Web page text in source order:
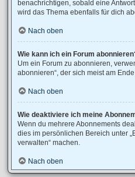
benachrichtigen, sobald eine
wird das Thema ebenfalls für dich
Nach oben
Wie kann ich ein Forum
Um ein Forum zu abonnieren,
abonnieren“, der sich meist am
Nach oben
Wie deaktiviere ich meine
Wenn du mehrere Abonnements
dies im persönlichen Bereich unter
verwalten“ machen.
Nach oben